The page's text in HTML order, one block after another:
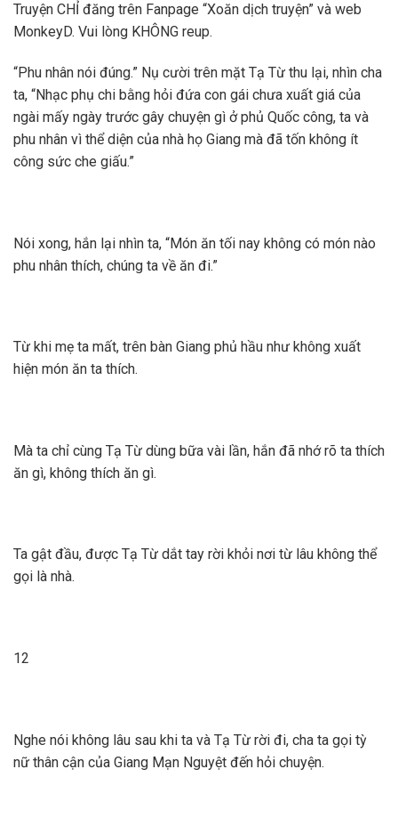
Truyện CHỈ đăng trên Fanpage “Xoăn dịch truyện” và web
MonkeyD. Vui lòng KHÔNG reup.
“Phu nhân nói đúng.” Nụ cười trên mặt Tạ Từ thu lại, nhìn cha
ta, “Nhạc phụ chi bằng hỏi đứa con gái chưa xuất giá của
ngài mấy ngày trước gây chuyện gì ở phủ Quốc công, ta và
phu nhân vì thể diện của nhà họ Giang mà đã tốn không ít
công sức che giấu.”
Nói xong, hắn lại nhìn ta, “Món ăn tối nay không có món nào
phu nhân thích, chúng ta về ăn đi.”
Từ khi mẹ ta mất, trên bàn Giang phủ hầu như không xuất
hiện món ăn ta thích.
Mà ta chỉ cùng Tạ Từ dùng bữa vài lần, hắn đã nhớ rõ ta thích
ăn gì, không thích ăn gì.
Ta gật đầu, được Tạ Từ dắt tay rời khỏi nơi từ lâu không thể
gọi là nhà.
12
Nghe nói không lâu sau khi ta và Tạ Từ rời đi, cha ta gọi tỳ
nữ thân cận của Giang Mạn Nguyệt đến hỏi chuyện.